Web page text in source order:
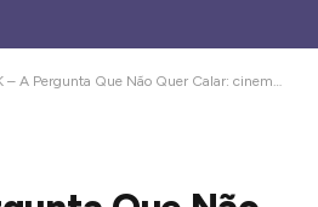
Pergunta Que Não Quer Calar: cinema, poder e a eterna busca pela verdade